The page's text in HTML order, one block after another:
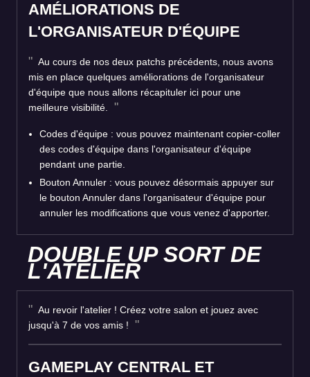
AMÉLIORATIONS DE
L'ORGANISATEUR D'ÉQUIPE
Au cours de nos deux patchs précédents, nous avons
mis en place quelques améliorations de l'organisateur
d'équipe que nous allons récapituler ici pour une
meilleure visibilité.
Codes d'équipe : vous pouvez maintenant copier-coller
des codes d'équipe dans l'organisateur d'équipe
pendant une partie.
Bouton Annuler : vous pouvez désormais appuyer sur
le bouton Annuler dans l'organisateur d'équipe pour
annuler les modifications que vous venez d'apporter.
DOUBLE UP SORT DE
L'ATELIER
Au revoir l'atelier ! Créez votre salon et jouez avec
jusqu'à 7 de vos amis !
GAMEPLAY CENTRAL ET